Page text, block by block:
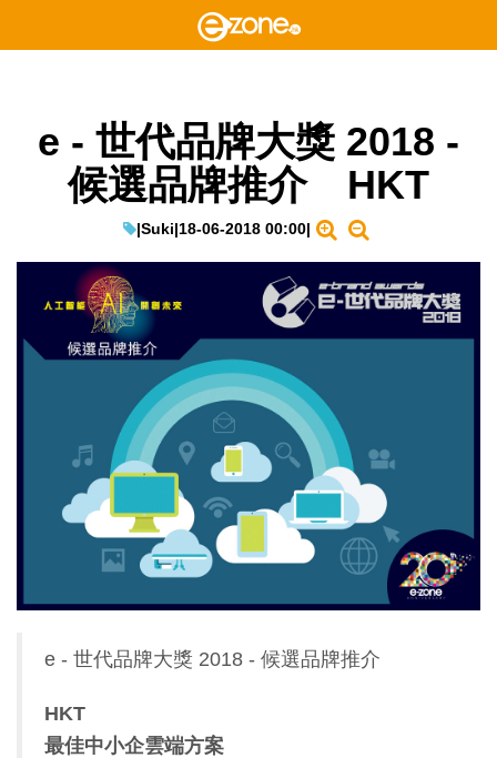
e - 世代品牌大獎 2018 -
候選品牌推介 HKT
|Suki|18-06-2018 00:00|
e - 世代品牌大獎 2018 - 候選品牌推介
HKT
最佳中小企雲端方案